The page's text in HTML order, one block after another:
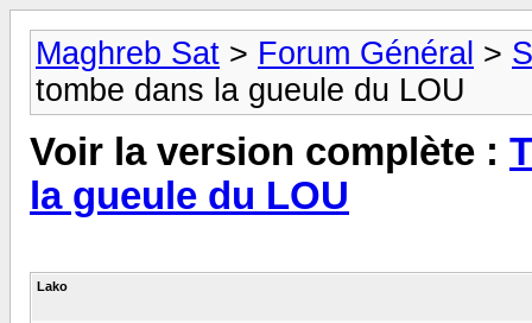
Maghreb Sat > Forum Général >
tombe dans la gueule du LOU
Voir la version complète :
la gueule du LOU
Lako